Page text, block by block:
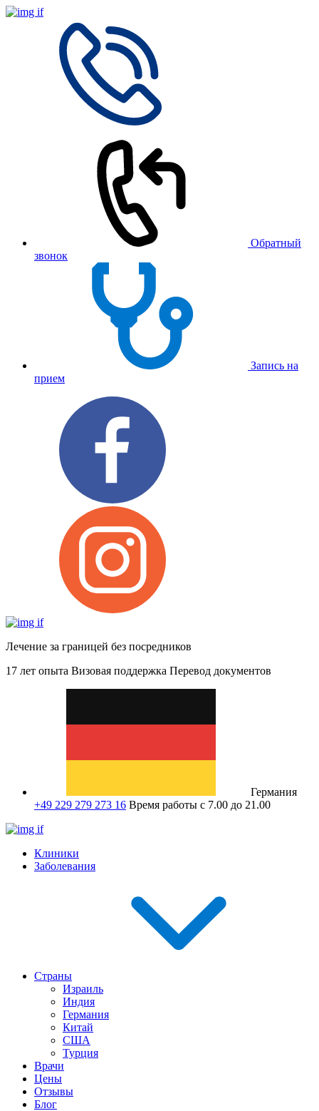
Обратный
звонок
Запись на
прием
Лечение за границей без посредников
17 лет опыта Визовая поддержка Перевод документов
Германия
+49 229 279 273 16 Время работы с 7.00 до 21.00
Клиники
Заболевания
Страны
Израиль
Индия
Германия
Китай
США
Турция
Врачи
Цены
Отзывы
Блог